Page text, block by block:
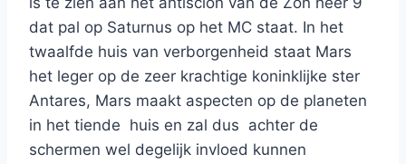
dat pal op Saturnus op het MC staat. In het
twaalfde huis van verborgenheid staat Mars
het leger op de zeer krachtige koninklijke ster
Antares, Mars maakt aspecten op de planeten
in het tiende huis en zal dus achter de
schermen wel degelijk invloed kunnen